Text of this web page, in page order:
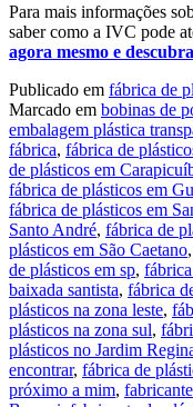
Para mais informações
saber como a IVC pode
agora mesmo e
Publicado em fábrica de
Marcado em bobinas de
embalagem plástica
fábrica, fábrica de
de plásticos em
fábrica de plásticos em
fábrica de plásticos em
Santo André, fábrica de
plásticos em São Caetano,
de plásticos em sp,
baixada santista, fábrica
plásticos na zona leste,
plásticos na zona sul,
plásticos no Jardim
encontrar, fábrica de
próximo a mim,